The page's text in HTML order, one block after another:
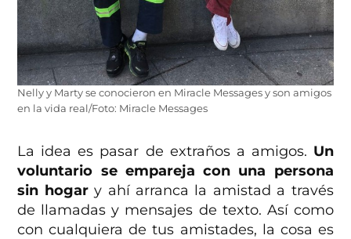
Nelly y Marty se conocieron en Miracle Messages y son amigos
en la vida real/Foto: Miracle Messages
La idea es pasar de extraños a amigos. Un
voluntario se empareja con una persona
sin hogary ahí arranca la amistad a través
de llamadas y mensajes de texto. Así como
con cualquiera de tus amistades, la cosa es